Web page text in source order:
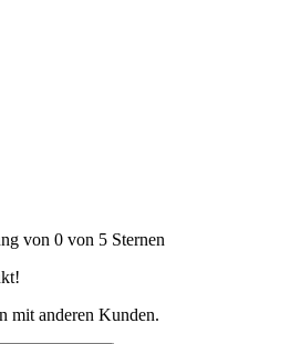
von 0 von 5 Sternen
mit anderen Kunden.